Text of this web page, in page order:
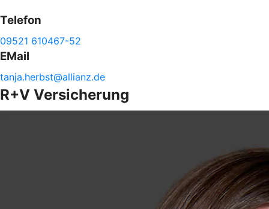
Telefon
09521 610467-52
EMail
tanja.herbst@allianz.de
R+V Versicherung